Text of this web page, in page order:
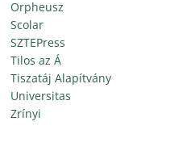
Orpheusz
Scolar
SZTEPress
Tilos az Á
Tiszatáj Alapítvány
Universitas
Zrínyi